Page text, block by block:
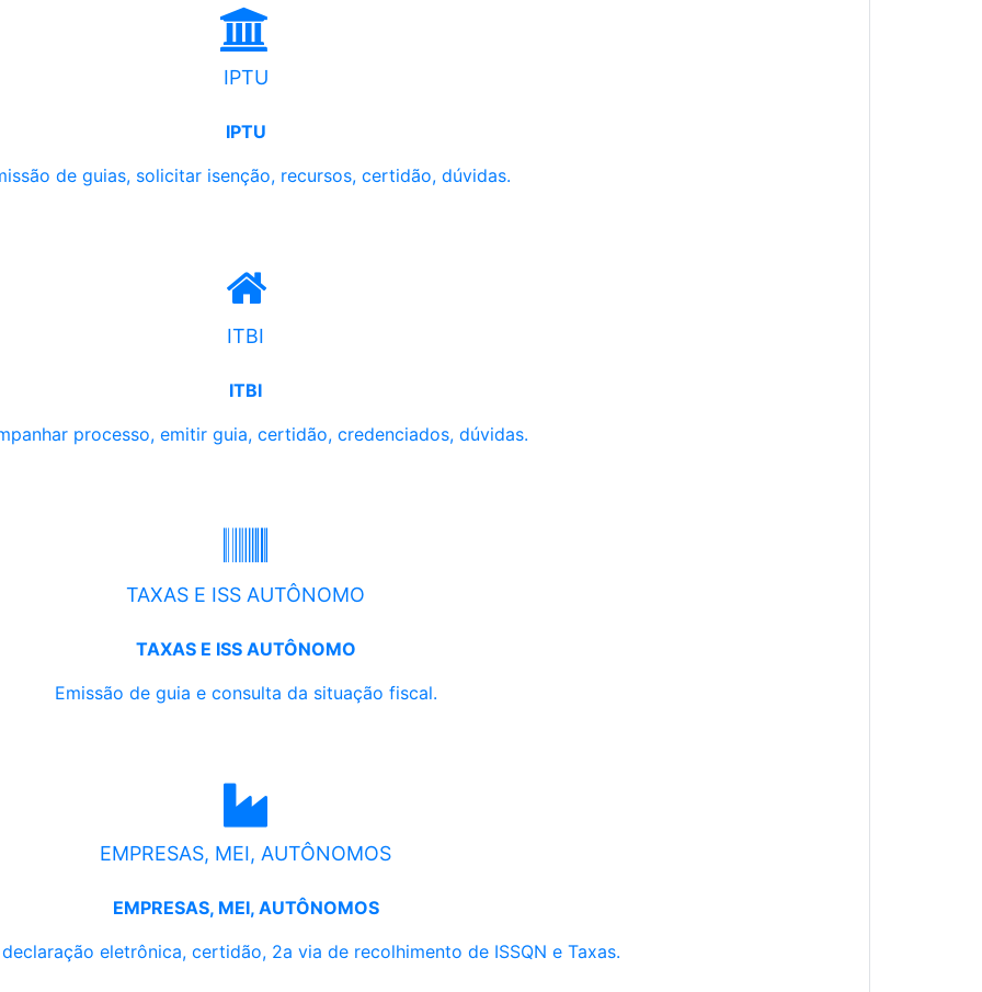
IPTU
IPTU
de guias, solicitar isenção, recursos, certidão, dúvidas.
ITBI
ITBI
processo, emitir guia, certidão, credenciados, dúvidas.
TAXAS E ISS AUTÔNOMO
TAXAS E ISS AUTÔNOMO
Emissão de guia e consulta da situação fiscal.
EMPRESAS, MEI, AUTÔNOMOS
EMPRESAS, MEI, AUTÔNOMOS
eletrônica, certidão, 2a via de recolhimento de ISSQN e Taxas.